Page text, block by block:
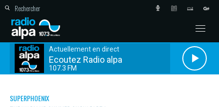
Actuellement en direct
Ecoutez Radio alpa
107.3 FM
SUPERPHOENIX